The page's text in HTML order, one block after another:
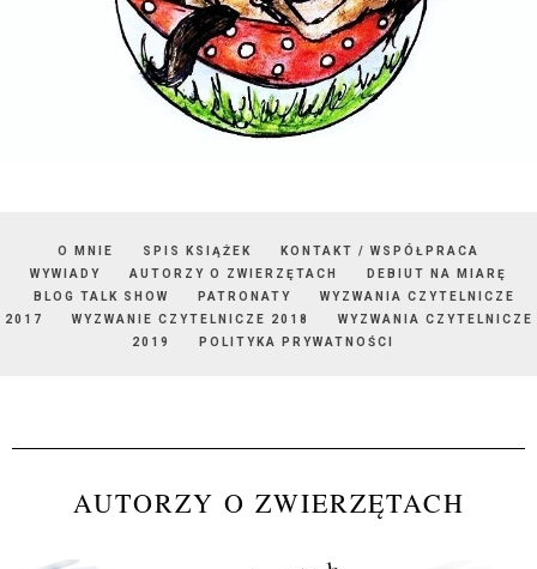
O MNIE SPIS KSIĄŻEK
KONTAKT / WSPÓŁPRACA
WYWIADY
AUTORZY O ZWIERZĘTACH
DEBIUT NA MIARĘ
BLOG TALK SHOW
PATRONATY
WYZWANIA CZYTELNICZE
2017
WYZWANIE CZYTELNICZE 2018
WYZWANIA CZYTELNICZE
2019
POLITYKA PRYWATNOŚCI
AUTORZY O ZWIERZĘTACH